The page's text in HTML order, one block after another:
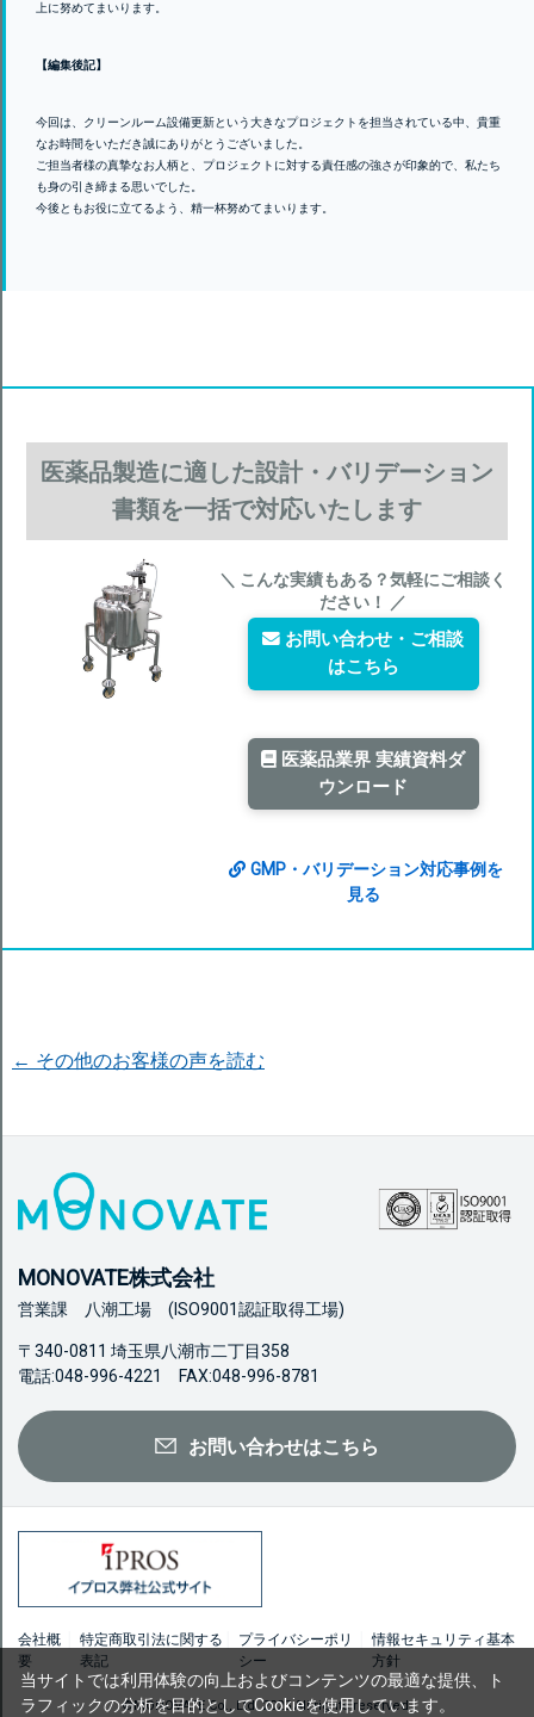
上に努めてまいります。
【編集後記】
今回は、クリーンルーム設備更新という大きなプロジェクトを担当されている中、貴重
なお時間をいただき誠にありがとうございました。
ご担当者様の真摯なお人柄と、プロジェクトに対する責任感の強さが印象的で、私たち
も身の引き締まる思いでした。
今後ともお役に立てるよう、精一杯努めてまいります。
医薬品製造に適した設計・バリデーション
書類を一括で対応いたします
＼ こんな実績もある？気軽にご相談く
ださい！ ／
お問い合わせ・ご相談
はこちら
医薬品業界 実績資料ダ
ウンロード
GMP・バリデーション対応事例を
見る
← その他のお客様の声を読む
MONOVATE株式会社
営業課 八潮工場 (ISO9001認証取得工場)
〒340-0811 埼玉県八潮市二丁目358
電話:048-996-4221 FAX:048-996-8781
お問い合わせはこちら
会社概
要
特定商取引法に関する
表記
プライバシーポリ
シー
情報セキュリティ基本
方針
©MONOVATE Co., Ltd. 2023 All rights reserved.
当サイトでは利用体験の向上およびコンテンツの最適な提供、ト
ラフィックの分析を目的としてCookieを使用しています。